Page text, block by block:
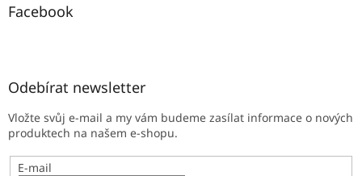
Facebook
Odebírat newsletter
Vložte svůj e-mail a my vám budeme zasílat informace o nových
produktech na našem e-shopu.
E-mail